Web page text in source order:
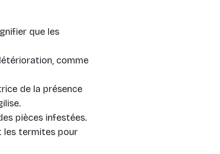
que les
comme
de la présence
pièces infestées.
les termites pour